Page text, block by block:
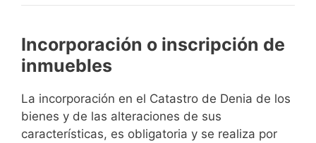
Incorporación o inscripción de
inmuebles
La incorporación en el Catastro de Denia de los
bienes y de las alteraciones de sus
características, es obligatoria y se realiza por